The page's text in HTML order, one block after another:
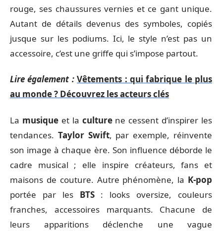
rouge, ses chaussures vernies et ce gant unique.
Autant de détails devenus des symboles, copiés
jusque sur les podiums. Ici, le style n’est pas un
accessoire, c’est une griffe qui s’impose partout.
Lire également : Vêtements : qui fabrique le plus
au monde ? Découvrez les acteurs clés
La musiqueet la culturene cessent d’inspirer les
tendances. Taylor Swift, par exemple, réinvente
son image à chaque ère. Son influence déborde le
cadre musical ; elle inspire créateurs, fans et
maisons de couture. Autre phénomène, la K-pop
portée par les BTS: looks oversize, couleurs
franches, accessoires marquants. Chacune de
leurs apparitions déclenche une vague